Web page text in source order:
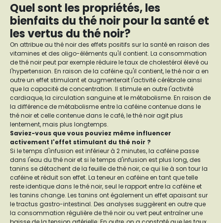
Quel sont les propriétés, les
bienfaits du thé noir pour la santé et
les vertus du thé noir?
On attribue au thé noir des effets positifs sur la santé en raison des
vitamines et des oligo-éléments qu'il contient. La consommation
de thé noir peut par exemple réduire le taux de cholestérol élevé ou
l'hypertension. En raison de la caféine qu'il contient, le thé noir a en
outre un effet stimulant et augmenterait l'activité cérébrale ainsi
que la capacité de concentration. Il stimule en outre l'activité
cardiaque, la circulation sanguine et le métabolisme. En raison de
la différence de métabolisme entre la caféine contenue dans le
thé noir et celle contenue dans le café, le thé noir agit plus
lentement, mais plus longtemps.
Saviez-vous que vous pouviez même influencer
activement l'effet stimulant du thé noir ?
Si le temps d'infusion est inférieur à 2 minutes, la caféine passe
dans l'eau du thé noir et si le temps d'infusion est plus long, des
tanins se détachent de la feuille de thé noir, ce qui lie à son tour la
caféine et réduit son effet. La teneur en caféine en tant que telle
reste identique dans le thé noir, seul le rapport entre la caféine et
les tanins change. Les tanins ont également un effet apaisant sur
le tractus gastro-intestinal. Des analyses suggèrent en outre que
la consommation régulière de thé noir ou vert peut entraîner une